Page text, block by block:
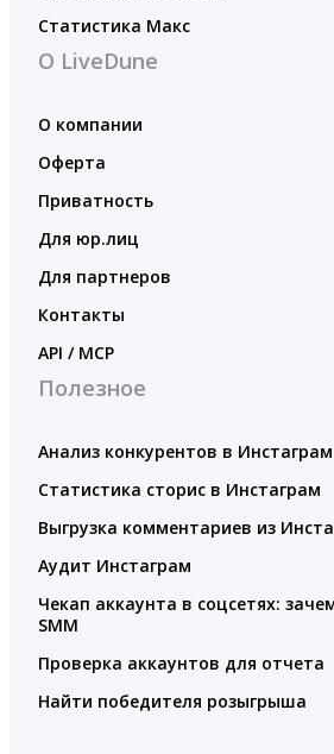
Статистика Макс
О LiveDune
О компании
Оферта
Приватность
Для юр.лиц
Для партнеров
Контакты
API / MCP
Полезное
Анализ конкурентов в Инстаграм
Статистика сторис в Инстаграм
Выгрузка комментариев из
Аудит Инстаграм
Чекап аккаунта в соцсетях:
SMM
Проверка аккаунтов для отчета
Найти победителя розыгрыша